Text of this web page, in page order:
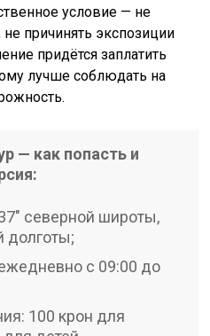
условие — не
не причинять экспозиции
придётся заплатить
лучше соблюдать на
— как попасть и
северной широты,
долготы;
с 09:00 до
100 крон для